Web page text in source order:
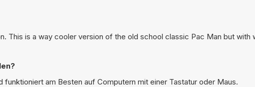
This is a way cooler version of the old school classic Pac Man but with
am Besten auf Computern mit einer Tastatur oder Maus.